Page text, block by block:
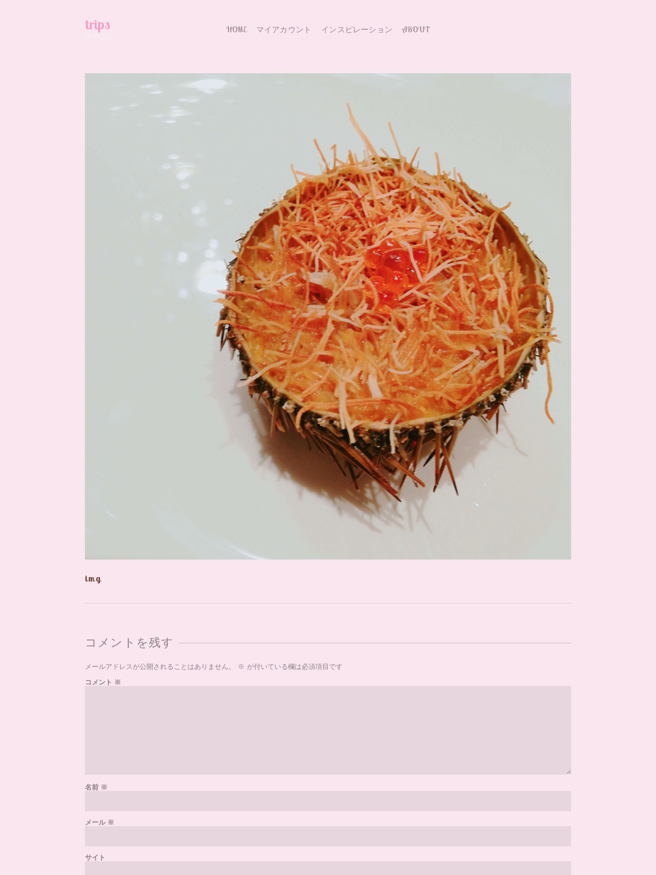
trips HOME マイアカウント インスピレーション ABOUT
img
コメントを残す
メールアドレスが公開されることはありません。 ※ が付いている欄は必須項目です
コメント ※
名前 ※
メール※
サイト